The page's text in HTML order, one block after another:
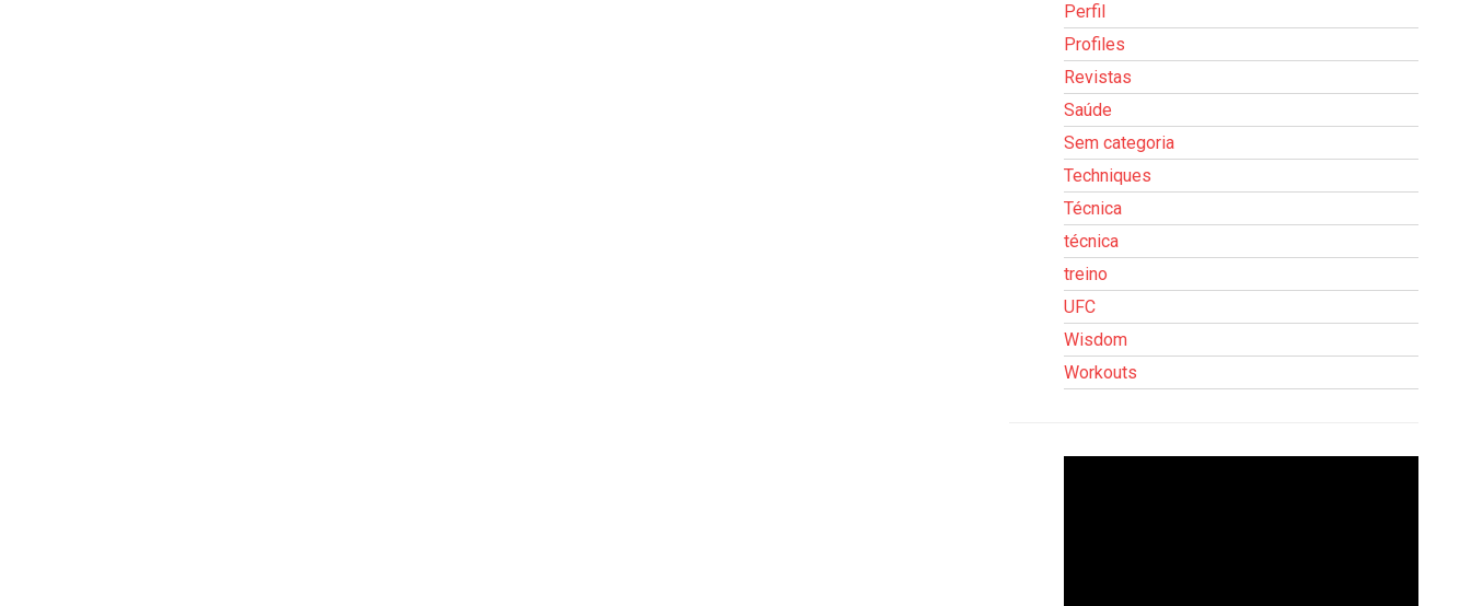
Perfil
Profiles
Revistas
Saúde
Sem categoria
Techniques
Técnica
técnica
treino
UFC
Wisdom
Workouts